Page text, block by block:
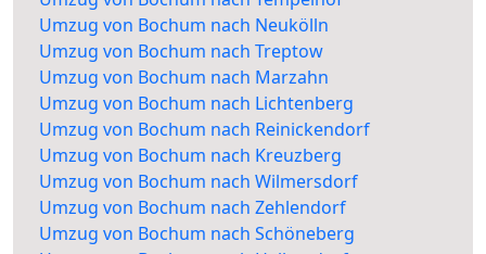
Umzug von Bochum nach Neukölln
Umzug von Bochum nach Treptow
Umzug von Bochum nach Marzahn
Umzug von Bochum nach Lichtenberg
Umzug von Bochum nach Reinickendorf
Umzug von Bochum nach Kreuzberg
Umzug von Bochum nach Wilmersdorf
Umzug von Bochum nach Zehlendorf
Umzug von Bochum nach Schöneberg